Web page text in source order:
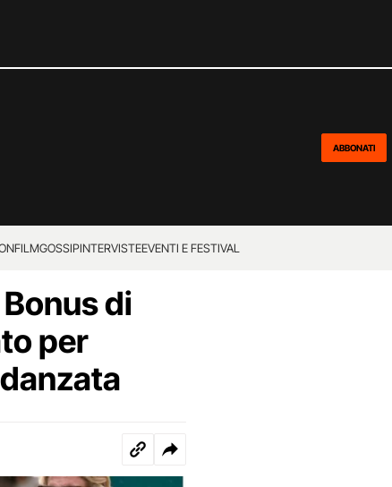
ABBONATI
FILMGOSSIPINTERVISTEEVENTI E FESTIVAL
di
per